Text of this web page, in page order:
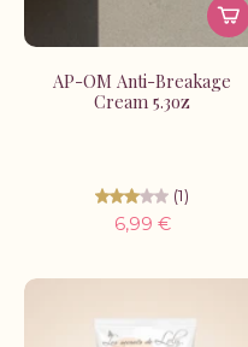
AP-OM Anti-Breakage
Cream 5.3oz
(1)
6,99 €